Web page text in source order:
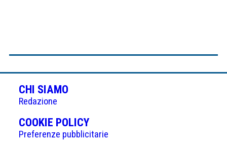
CHI SIAMO
Redazione
COOKIE POLICY(APRE
IN
Preferenze pubblicitarie